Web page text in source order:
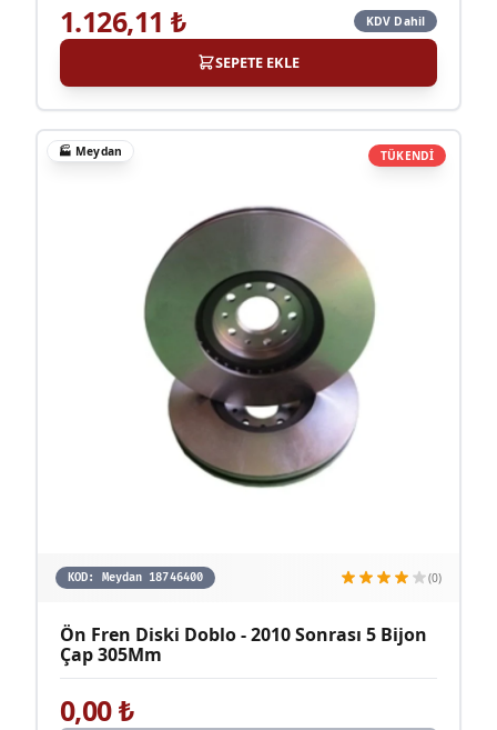
1.126,11 ₺ KDV Dahil
SEPETE EKLE
TÜKENDİ
🏭 Meydan
KOD: Meydan 18746400 (0)
Ön Fren Diski Doblo - 2010 Sonrası 5 Bijon
Çap 305Mm
0,00₺